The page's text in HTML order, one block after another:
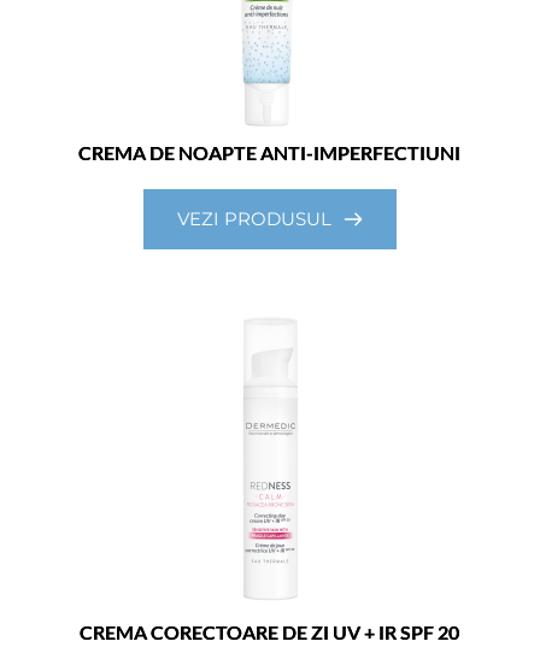
CREMA DE NOAPTE ANTI-IMPERFECTIUNI
VEZI PRODUSUL
CREMA CORECTOARE DE ZI UV + IR SPF 20